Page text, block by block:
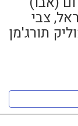
צבי
תורג'מן